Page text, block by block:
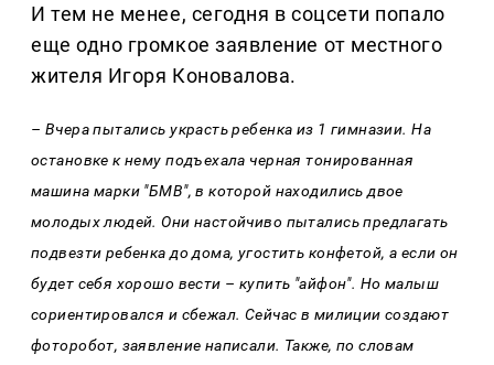
И тем не менее, сегодня в соцсети попало
еще одно громкое заявление от местного
жителя Игоря Коновалова.
– Вчера пытались украсть ребенка из 1 гимназии. На
остановке к нему подъехала черная тонированная
машина марки "БМВ", в которой находились двое
молодых людей. Они настойчиво пытались предлагать
подвезти ребенка до дома, угостить конфетой, а если он
будет себя хорошо вести – купить "айфон". Но малыш
сориентировался и сбежал. Сейчас в милиции создают
фоторобот, заявление написали. Также, по словам